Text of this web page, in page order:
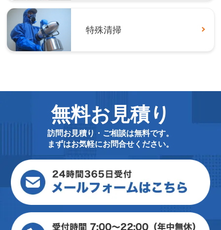
特殊清掃
無料お見積り
訪問お見積り・ご相談は無料です。
まずはお気軽にお問合せください。